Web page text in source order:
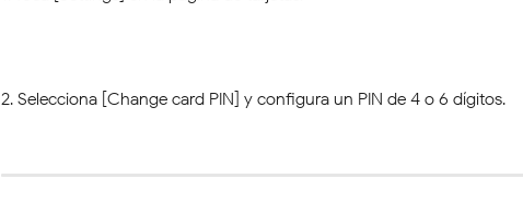
2. Selecciona [Change card PIN] y configura un PIN de 4 o 6 dígitos.